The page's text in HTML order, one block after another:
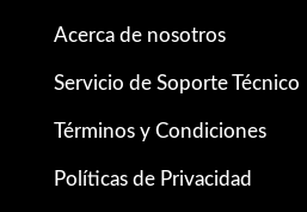
Acerca de nosotros
Servicio de Soporte Técnico
Términos y Condiciones
Políticas de Privacidad